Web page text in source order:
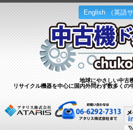
English （英語サ
地球にやさしい中古
リサイクル機器を中心に国内外問わず数多くの